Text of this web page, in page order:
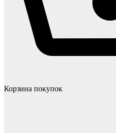
Корзина покупок